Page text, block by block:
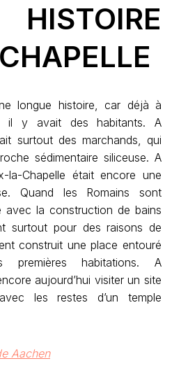
longue histoire, car déjà à
il y avait des habitants. A
surtout des marchands, qui
sédimentaire siliceuse. A
la-Chapelle était encore une
Quand les Romains sont
avec la construction de bains
surtout pour des raisons de
construit une place entouré
habitations. A
aujourd’hui visiter un site
les restes d’un temple
Aachen